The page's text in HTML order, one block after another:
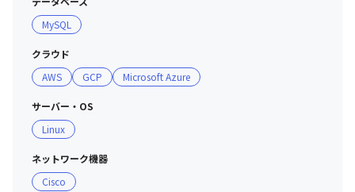
MySQL
クラウド
AWS
GCP Microsoft Azure
サーバー・OS
Linux
ネットワーク機器
Cisco